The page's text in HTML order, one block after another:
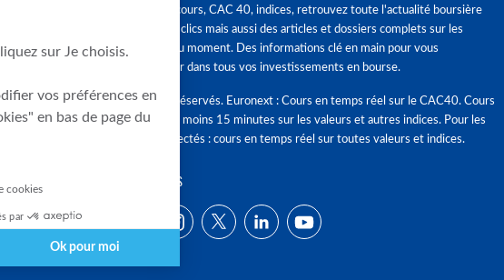
Graphique, cours, CAC 40, indices, retrouvez toute l'actualité boursière
en quelques clics mais aussi des articles et dossiers complets sur les
tendances du moment. Des informations clé en main pour vous
accompagner dans tous vos investissements en bourse.
Tous droits réservés. Euronext : Cours en temps réel sur le CAC40. Cours
différés d'au moins 15 minutes sur les valeurs et autres indices. Pour les
clients connectés : cours en temps réel sur toutes valeurs et indices.
SUIVEZ-NOUS
sur Je choisis.
vos préférences en
en bas de page du
cookies
par
Ok pour moi